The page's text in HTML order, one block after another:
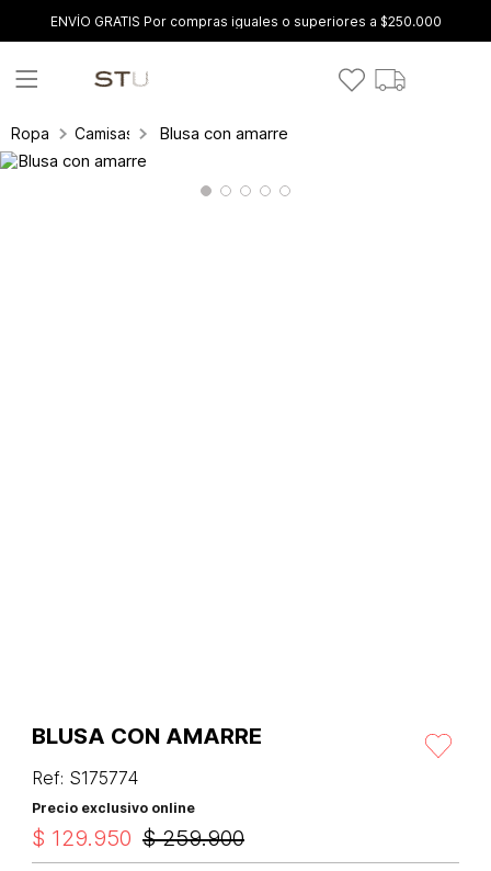
ENVÍO GRATIS Por compras iguales o superiores a $250.000
Ropa Camisas y blusasBlusa con amarre
BLUSA CON AMARRE
Ref: S175774
Precio exclusivo online
$ 259.900
$ 129.950